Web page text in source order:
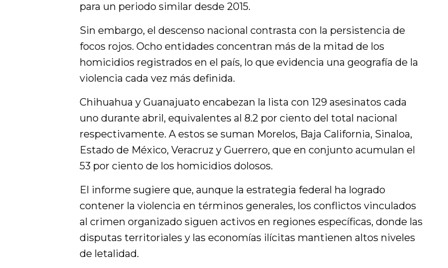
para un periodo similar desde 2015.
Sin embargo, el descenso nacional contrasta con la persistencia de
focos rojos. Ocho entidades concentran más de la mitad de los
homicidios registrados en el país, lo que evidencia una geografía de la
violencia cada vez más definida.
Chihuahua y Guanajuato encabezan la lista con 129 asesinatos cada
uno durante abril, equivalentes al 8.2 por ciento del total nacional
respectivamente. A estos se suman Morelos, Baja California, Sinaloa,
Estado de México, Veracruz y Guerrero, que en conjunto acumulan el
53 por ciento de los homicidios dolosos.
El informe sugiere que, aunque la estrategia federal ha logrado
contener la violencia en términos generales, los conflictos vinculados
al crimen organizado siguen activos en regiones específicas, donde las
disputas territoriales y las economías ilícitas mantienen altos niveles
de letalidad.